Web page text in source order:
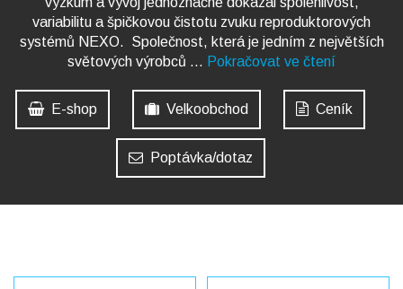
variabilitu a špičkovou čistotu zvuku reproduktorových
systémů NEXO. Společnost, která je jedním z největších
světových výrobců ... Pokračovat ve čtení
E-shop Velkoobchod Ceník
Poptávka/dotaz